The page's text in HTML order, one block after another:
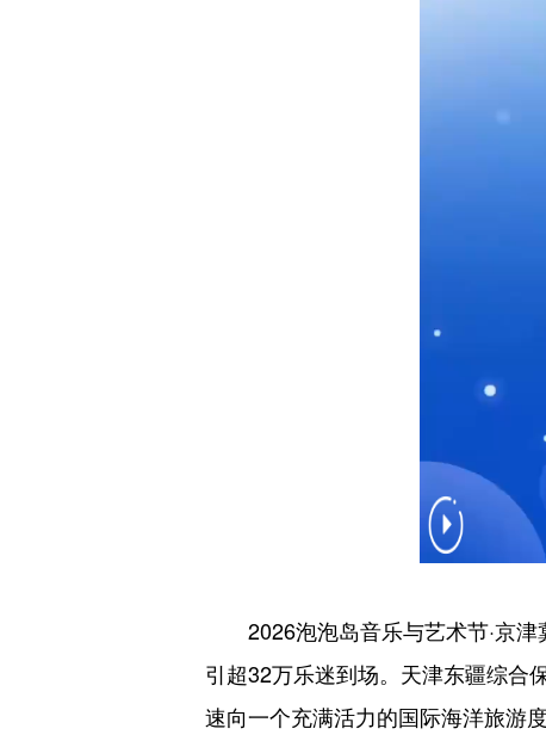
2026泡泡岛音乐与艺术节·京津
引超32万乐迷到场。天津东疆综合
速向一个充满活力的国际海洋旅游